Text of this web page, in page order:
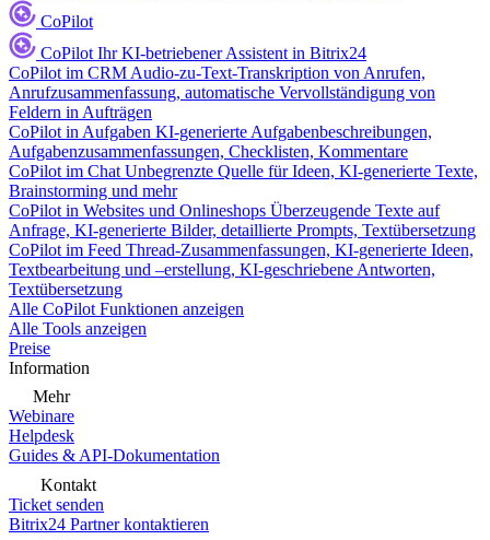
CoPilot
CoPilot Ihr KI-betriebener Assistent in Bitrix24
CoPilot im CRM Audio-zu-Text-Transkription von Anrufen,
Anrufzusammenfassung, automatische Vervollständigung von
Feldern in Aufträgen
CoPilot in Aufgaben KI-generierte Aufgabenbeschreibungen,
Aufgabenzusammenfassungen, Checklisten, Kommentare
CoPilot im Chat Unbegrenzte Quelle für Ideen, KI-generierte Texte,
Brainstorming und mehr
CoPilot in Websites und Onlineshops Überzeugende Texte auf
Anfrage, KI-generierte Bilder, detaillierte Prompts, Textübersetzung
CoPilot im Feed Thread-Zusammenfassungen, KI-generierte Ideen,
Textbearbeitung und –erstellung, KI-geschriebene Antworten,
Textübersetzung
Alle CoPilot Funktionen anzeigen
Alle Tools anzeigen
Preise
Information
Mehr
Webinare
Helpdesk
Guides & API-Dokumentation
Kontakt
Ticket senden
Bitrix24 Partner kontaktieren